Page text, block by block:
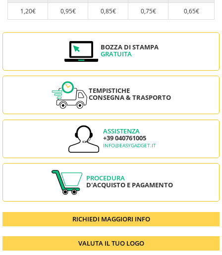
1,20€
0,95€ 0,85€ 0,75€ 0,65€
BOZZA DI STAMPA
GRATUITA
TEMPISTICHE
CONSEGNA & TRASPORTO
ASSISTENZA
+39 040761005
INFO@EASYGADGET.IT
PROCEDURA
D'ACQUISTO E PAGAMENTO
RICHIEDI MAGGIORI INFO
VALUTA IL TUO LOGO